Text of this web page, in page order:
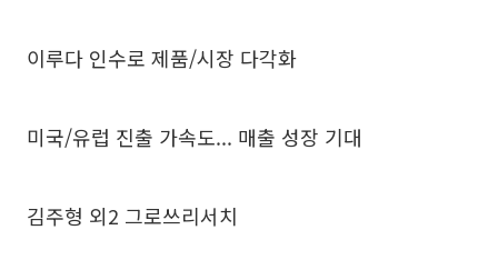
이루다 인수로 제품/시장 다각화
미국/유럽 진출 가속도... 매출 성장 기대
김주형 외2 그로쓰리서치